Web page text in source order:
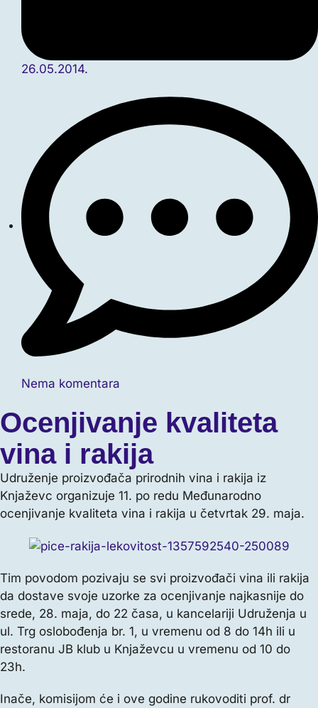
26.05.2014.
Nema komentara
Ocenjivanje kvaliteta
vina i rakija
Udruženje proizvođača prirodnih vina i rakija iz
Knjaževc organizuje 11. po redu Međunarodno
ocenjivanje kvaliteta vina i rakija u četvrtak 29. maja.
Tim povodom pozivaju se svi proizvođači vina ili rakija
da dostave svoje uzorke za ocenjivanje najkasnije do
srede, 28. maja, do 22 časa, u kancelariji Udruženja u
ul. Trg oslobođenja br. 1, u vremenu od 8 do 14h ili u
restoranu JB klub u Knjaževcu u vremenu od 10 do
23h.
Inače, komisijom će i ove godine rukovoditi prof. dr